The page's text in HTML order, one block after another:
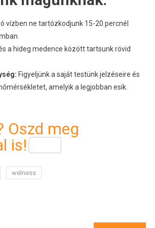
vízben ne tartózkodjunk 15-20 percnél
a hideg medence között tartsunk rövid
Figyeljünk a saját testünk jelzéseire és
amelyik a legjobban esik.
Oszd meg
is!
welness